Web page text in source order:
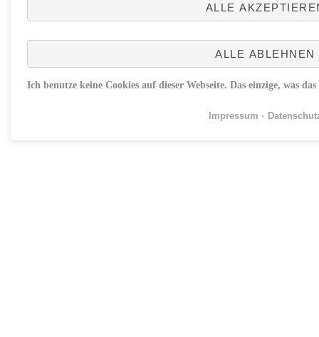
ALLE
ALLE ABLEHNEN
Ich benutze keine Cookies auf dieser Webseite. Das einzige, was
Impressum